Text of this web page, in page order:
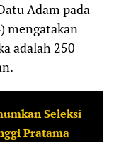
Adam pada
mengatakan
adalah 250
Seleksi
Pratama